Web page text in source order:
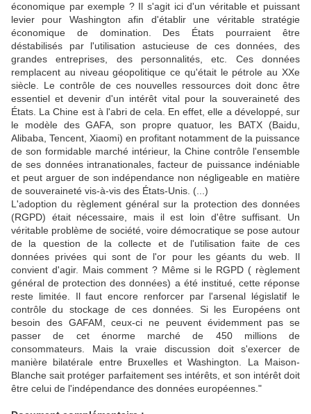
économique par exemple ? Il s'agit ici d'un véritable et puissant
levier pour Washington afin d'établir une véritable stratégie
économique de domination. Des États pourraient être
déstabilisés par l'utilisation astucieuse de ces données, des
grandes entreprises, des personnalités, etc. Ces données
remplacent au niveau géopolitique ce qu'était le pétrole au XXe
siècle. Le contrôle de ces nouvelles ressources doit donc être
essentiel et devenir d'un intérêt vital pour la souveraineté des
États. La Chine est à l'abri de cela. En effet, elle a développé, sur
le modèle des GAFA, son propre quatuor, les BATX (Baidu,
Alibaba, Tencent, Xiaomi) en profitant notamment de la puissance
de son formidable marché intérieur, la Chine contrôle l'ensemble
de ses données intranationales, facteur de puissance indéniable
et peut arguer de son indépendance non négligeable en matière
de souveraineté vis-à-vis des États-Unis. (...)
L'adoption du règlement général sur la protection des données
(RGPD) était nécessaire, mais il est loin d'être suffisant. Un
véritable problème de société, voire démocratique se pose autour
de la question de la collecte et de l'utilisation faite de ces
données privées qui sont de l'or pour les géants du web. Il
convient d'agir. Mais comment ? Même si le RGPD ( règlement
général de protection des données) a été institué, cette réponse
reste limitée. Il faut encore renforcer par l'arsenal législatif le
contrôle du stockage de ces données. Si les Européens ont
besoin des GAFAM, ceux-ci ne peuvent évidemment pas se
passer de cet énorme marché de 450 millions de
consommateurs. Mais la vraie discussion doit s'exercer de
manière bilatérale entre Bruxelles et Washington. La Maison-
Blanche sait protéger parfaitement ses intérêts, et son intérêt doit
être celui de l'indépendance des données européennes."